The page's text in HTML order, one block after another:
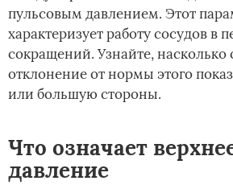
пульсовым давлением. Этот
характеризует работу сосудов в
сокращений. Узнайте, насколько
отклонение от нормы этого
или большую стороны.
Что означает
давление